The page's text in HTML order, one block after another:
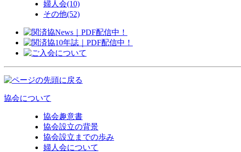
婦人会(10)
その他(52)
協会について
協会趣意書
協会設立の背景
協会設立までの歩み
婦人会について